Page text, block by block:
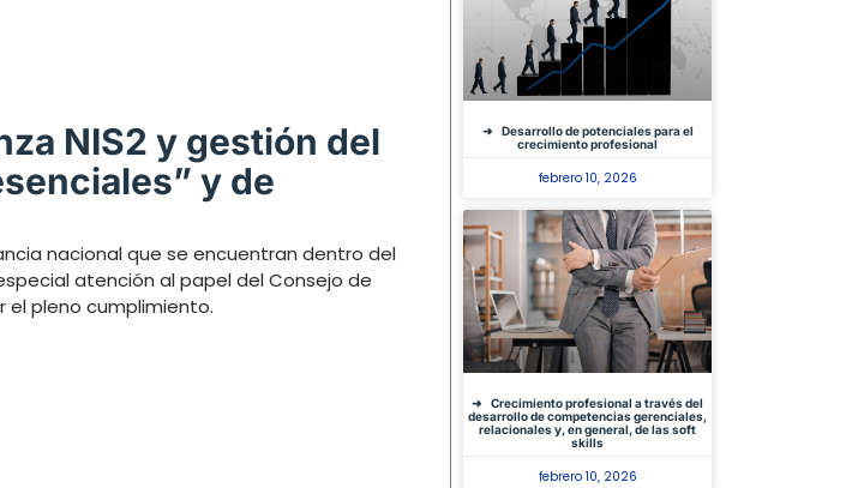
NIS2 y gestión del
y de
nacional que se encuentran dentro del
atención al papel del Consejo de
el pleno cumplimiento.
Desarrollo de potenciales para el
crecimiento profesional
febrero 10, 2026
Crecimiento profesional a través del
desarrollo de competencias gerenciales,
relacionales y, en general, de las soft
skills
febrero 10, 2026